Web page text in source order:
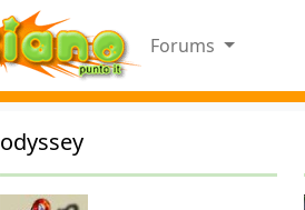
Forums
odyssey